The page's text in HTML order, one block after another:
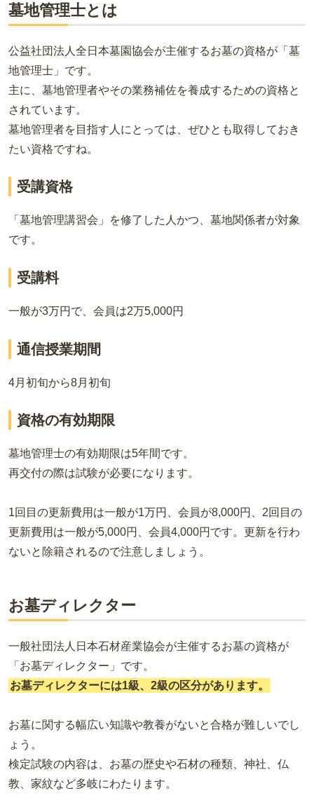
墓地管理士とは
公益社団法人全日本墓園協会が主催するお墓の資格が「墓
地管理士」です。
主に、墓地管理者やその業務補佐を養成するための資格と
されています。
墓地管理者を目指す人にとっては、ぜひとも取得しておき
たい資格ですね。
受講資格
「墓地管理講習会」を修了した人かつ、墓地関係者が対象
です。
受講料
一般が3万円で、会員は2万5,000円
通信授業期間
4月初旬から8月初旬
資格の有効期限
墓地管理士の有効期限は5年間です。
再交付の際は試験が必要になります。
1回目の更新費用は一般が1万円、会員が8,000円、2回目の
更新費用は一般が5,000円、会員4,000円です。更新を行わ
ないと除籍されるので注意しましょう。
お墓ディレクター
一般社団法人日本石材産業協会が主催するお墓の資格が
「お墓ディレクター」です。
お墓ディレクターには1級、2級の区分があります。
お墓に関する幅広い知識や教養がないと合格が難しいでし
ょう。
検定試験の内容は、お墓の歴史や石材の種類、神社、仏
教、家紋など多岐にわたります。